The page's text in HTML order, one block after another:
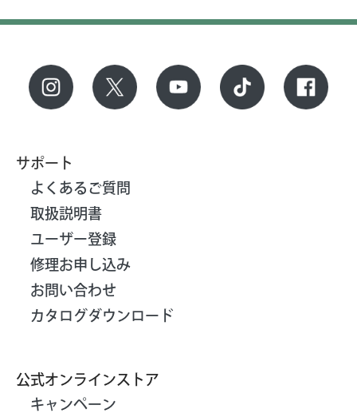
サポート
よくあるご質問
取扱説明書
ユーザー登録
修理お申し込み
お問い合わせ
カタログダウンロード
公式オンラインストア
キャンペーン